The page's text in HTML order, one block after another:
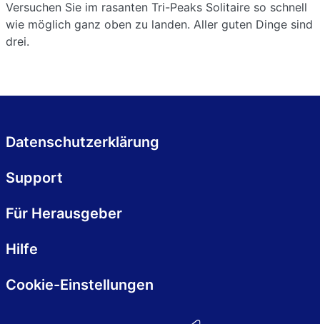
Versuchen Sie im rasanten Tri-Peaks Solitaire so schnell
wie möglich ganz oben zu landen. Aller guten Dinge sind
drei.
Datenschutzerklärung
Support
Für Herausgeber
Hilfe
Cookie-Einstellungen